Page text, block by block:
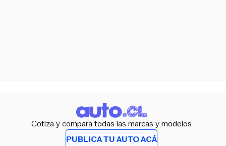
Cotiza y compara todas las marcas y modelos
PUBLICA TU AUTO ACÁ